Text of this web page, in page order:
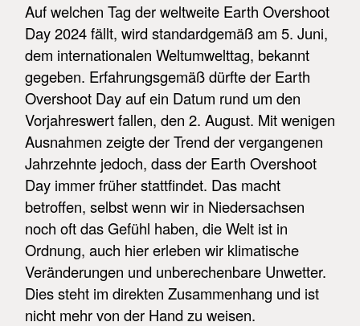
Auf welchen Tag der weltweite Earth Overshoot
Day 2024 fällt, wird standardgemäß am 5. Juni,
dem internationalen Weltumwelttag, bekannt
gegeben. Erfahrungsgemäß dürfte der Earth
Overshoot Day auf ein Datum rund um den
Vorjahreswert fallen, den 2. August. Mit wenigen
Ausnahmen zeigte der Trend der vergangenen
Jahrzehnte jedoch, dass der Earth Overshoot
Day immer früher stattfindet. Das macht
betroffen, selbst wenn wir in Niedersachsen
noch oft das Gefühl haben, die Welt ist in
Ordnung, auch hier erleben wir klimatische
Veränderungen und unberechenbare Unwetter.
Dies steht im direkten Zusammenhang und ist
nicht mehr von der Hand zu weisen.